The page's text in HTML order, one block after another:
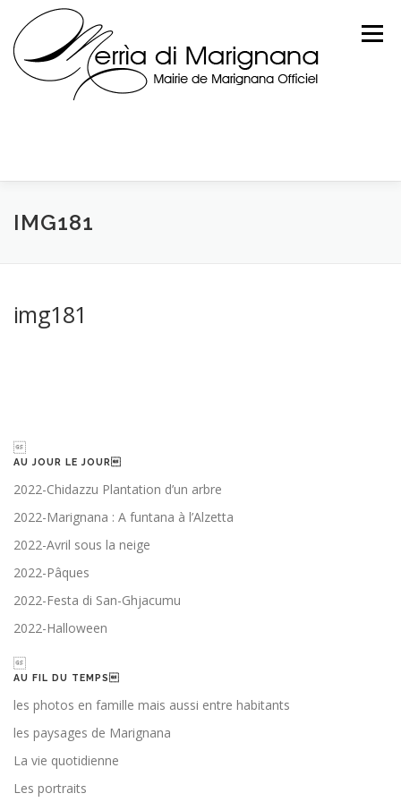
content
Menu
IMG181
img181
AU JOUR LE JOUR
2022-Chidazzu Plantation d’un arbre
2022-Marignana : A funtana à l’Alzetta
2022-Avril sous la neige
2022-Pâques
2022-Festa di San-Ghjacumu
2022-Halloween
AU FIL DU TEMPS
les photos en famille mais aussi entre habitants
les paysages de Marignana
La vie quotidienne
Les portraits